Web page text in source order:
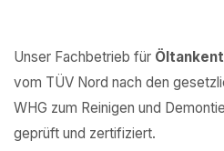
Unser Fachbetrieb für
vom TÜV Nord nach den
WHG zum Reinigen und
geprüft und zertifiziert.